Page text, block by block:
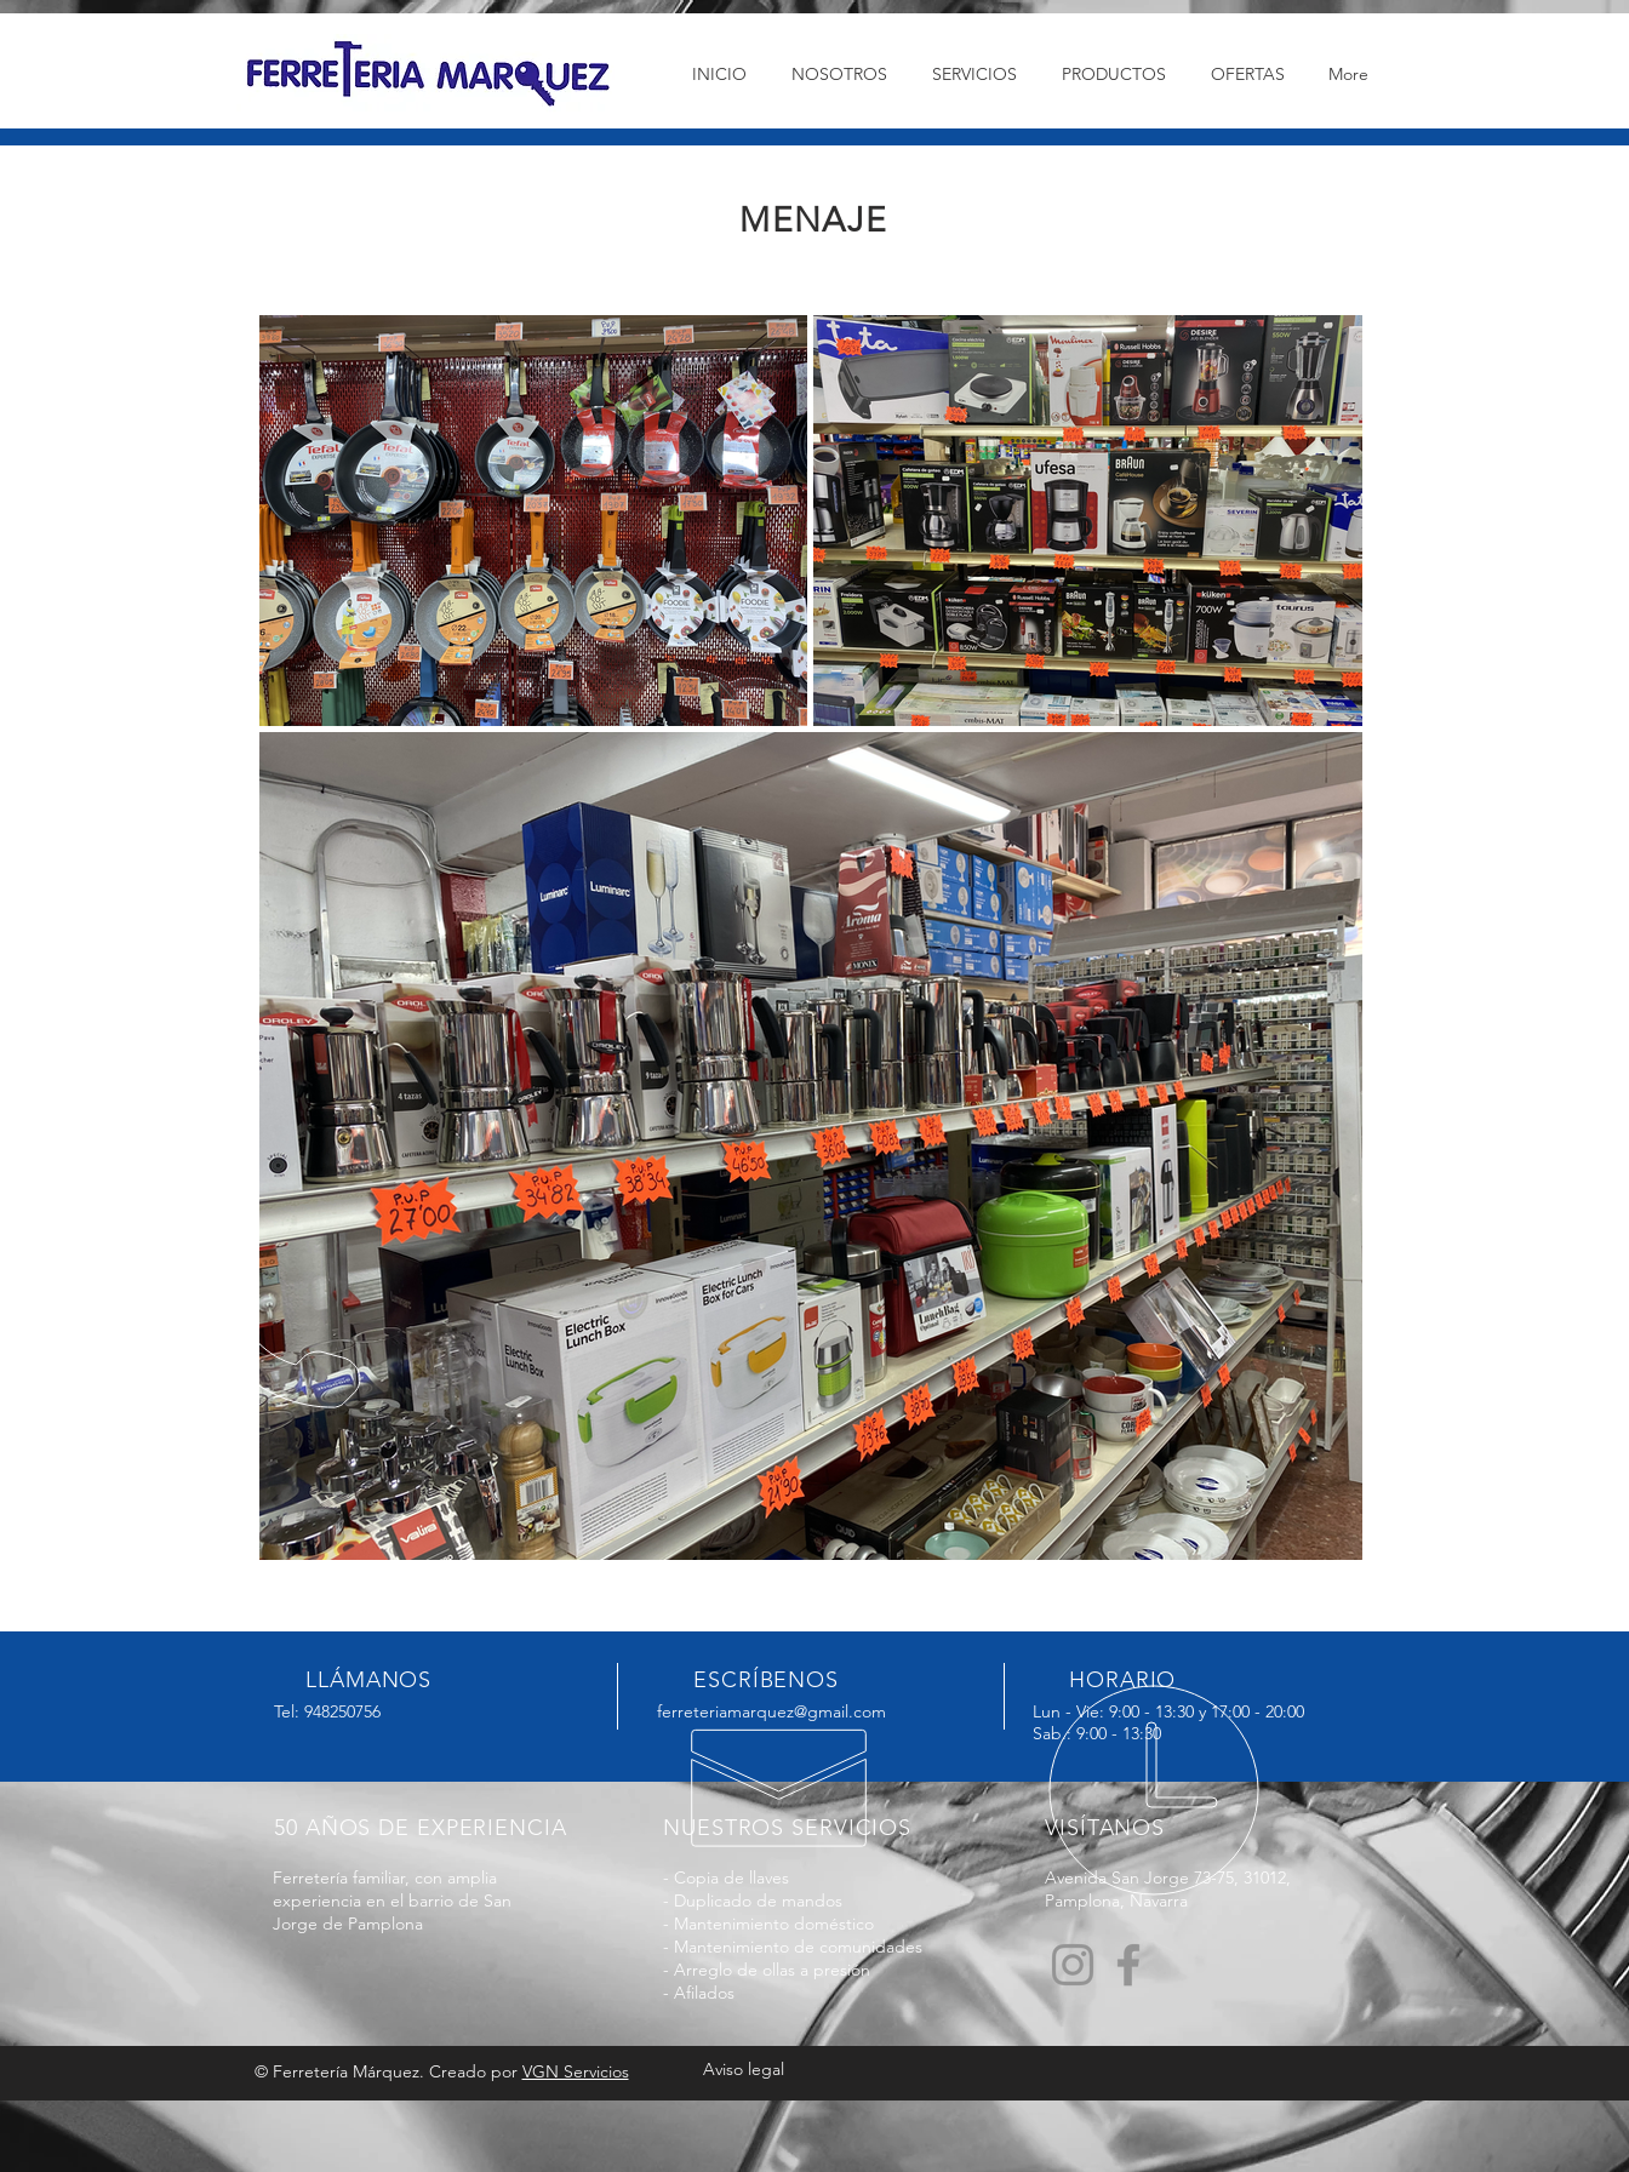
INICIO NOSOTROS SERVICIOS PRODUCTOS OFERTAS More
MENAJE
LLÁMANOS
Tel: 948250756
ESCRÍBENOS
ferreteriamarquez@gmail.com
HORARIO
Lun - Vie: 9:00 - 13:30 y 17:00 - 20:00
Sab.: 9:00 - 13:30
50 AÑOS DE EXPERIENCIA
Ferretería familiar, con amplia
experiencia en el barrio de San
Jorge de Pamplona
NUESTROS SERVICIOS
- Copia de llaves
- Duplicado de mandos
- Mantenimiento doméstico
- Mantenimiento de comunidades
- Arreglo de ollas a presión
- Afilados
VISÍTANOS
Avenida San Jorge 73-75, 31012,
Pamplona, Navarra
© Ferretería Márquez. Creado por VGN Servicios Aviso legal